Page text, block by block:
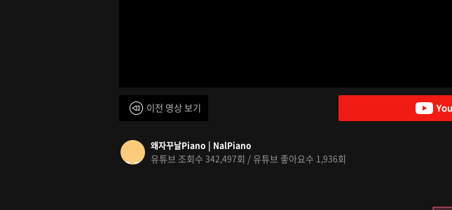
이전 영상 보기
왜자꾸날Piano | NalPiano
유튜브 조회수 342,497회 / 유튜브 좋아요수 1,936회